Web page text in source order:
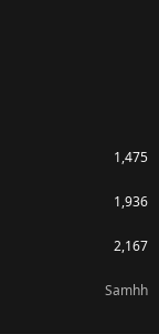
1,475
1,936
2,167
Samhh